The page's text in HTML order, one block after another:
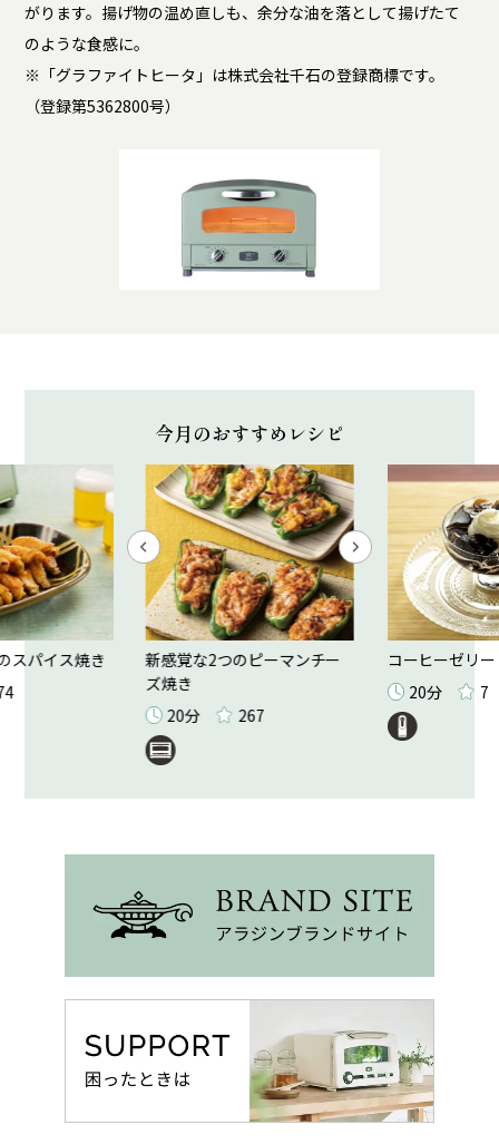
がります。揚げ物の温め直しも、余分な油を落として揚げたて
のような食感に。
※「グラファイトヒータ」は株式会社千石の登録商標です。
（登録第5362800号）
今月のおすすめレシピ
スパイス焼き
新感覚な2つのピーマンチー
ズ焼き
20分
267
コーヒーゼリー
20分
7